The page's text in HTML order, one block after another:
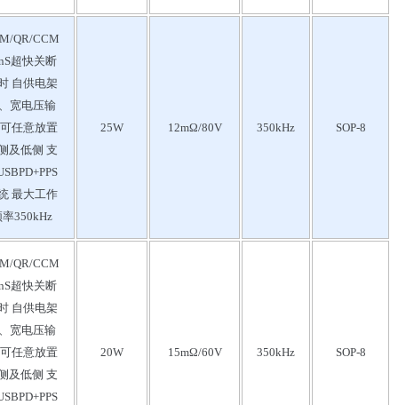
QR/CCM
超快关断
自供电架
宽电压输
任意放置
及低侧 支
最大工作
350kHz
25W 12mΩ/80V 350kHz SOP-8
QR/CCM
超快关断
自供电架
宽电压输
任意放置
及低侧 支
20W 15mΩ/60V 350kHz SOP-8